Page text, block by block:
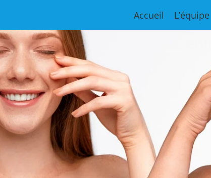
Accueil L’équipe